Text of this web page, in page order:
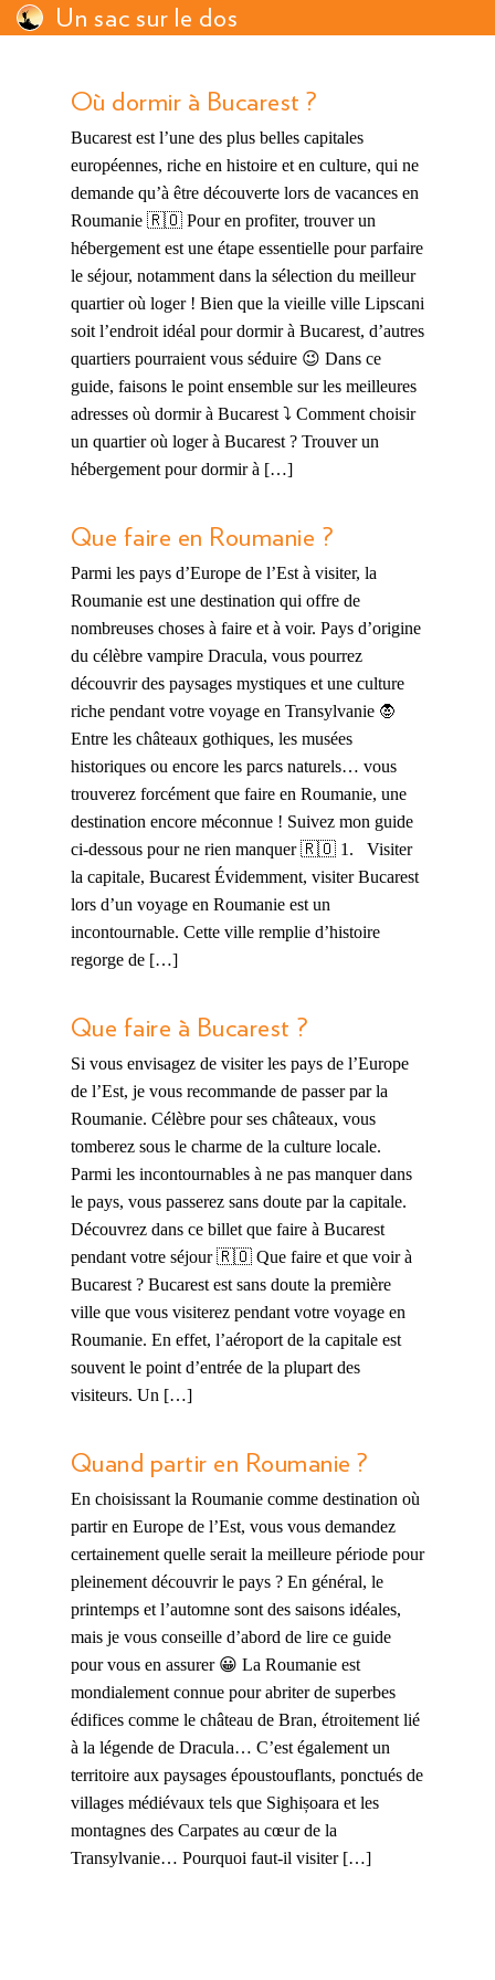
Un sac sur le dos
Où dormir à Bucarest ?
Bucarest est l’une des plus belles capitales
européennes, riche en histoire et en culture, qui ne
demande qu’à être découverte lors de vacances en
Roumanie 🇷🇴 Pour en profiter, trouver un
hébergement est une étape essentielle pour parfaire
le séjour, notamment dans la sélection du meilleur
quartier où loger ! Bien que la vieille ville Lipscani
soit l’endroit idéal pour dormir à Bucarest, d’autres
quartiers pourraient vous séduire 😉 Dans ce
guide, faisons le point ensemble sur les meilleures
adresses où dormir à Bucarest ⤵️ Comment choisir
un quartier où loger à Bucarest ? Trouver un
hébergement pour dormir à […]
Que faire en Roumanie ?
Parmi les pays d’Europe de l’Est à visiter, la
Roumanie est une destination qui offre de
nombreuses choses à faire et à voir. Pays d’origine
du célèbre vampire Dracula, vous pourrez
découvrir des paysages mystiques et une culture
riche pendant votre voyage en Transylvanie 🧛
Entre les châteaux gothiques, les musées
historiques ou encore les parcs naturels… vous
trouverez forcément que faire en Roumanie, une
destination encore méconnue ! Suivez mon guide
ci-dessous pour ne rien manquer 🇷🇴 1. Visiter
la capitale, Bucarest Évidemment, visiter Bucarest
lors d’un voyage en Roumanie est un
incontournable. Cette ville remplie d’histoire
regorge de […]
Que faire à Bucarest ?
Si vous envisagez de visiter les pays de l’Europe
de l’Est, je vous recommande de passer par la
Roumanie. Célèbre pour ses châteaux, vous
tomberez sous le charme de la culture locale.
Parmi les incontournables à ne pas manquer dans
le pays, vous passerez sans doute par la capitale.
Découvrez dans ce billet que faire à Bucarest
pendant votre séjour 🇷🇴 Que faire et que voir à
Bucarest ? Bucarest est sans doute la première
ville que vous visiterez pendant votre voyage en
Roumanie. En effet, l’aéroport de la capitale est
souvent le point d’entrée de la plupart des
visiteurs. Un […]
Quand partir en Roumanie ?
En choisissant la Roumanie comme destination où
partir en Europe de l’Est, vous vous demandez
certainement quelle serait la meilleure période pour
pleinement découvrir le pays ? En général, le
printemps et l’automne sont des saisons idéales,
mais je vous conseille d’abord de lire ce guide
pour vous en assurer 😀 La Roumanie est
mondialement connue pour abriter de superbes
édifices comme le château de Bran, étroitement lié
à la légende de Dracula… C’est également un
territoire aux paysages époustouflants, ponctués de
villages médiévaux tels que Sighișoara et les
montagnes des Carpates au cœur de la
Transylvanie… Pourquoi faut-il visiter […]